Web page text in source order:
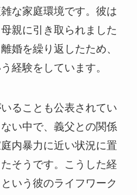
な家庭環境です。彼は
親に引き取られました
婚を繰り返したため、
経験をしています。
ることも公表されてい
い中で、義父との関係
内暴力に近い状況に置
そうです。こうした経
いう彼のライフワーク